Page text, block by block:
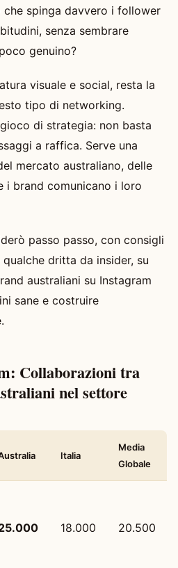
che spinga davvero i follower
senza sembrare
genuino?
visuale e social, resta la
tipo di networking.
di strategia: non basta
a raffica. Serve una
mercato australiano, delle
i brand comunicano i loro
passo passo, con consigli
dritta da insider, su
australiani su Instagram
sane e costruire
Collaborazioni tra
nel settore
Italia
Media
Globale
18.000 20.500